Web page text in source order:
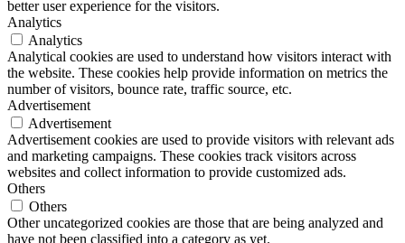
better user experience for the visitors.
Analytics
Analytics
Analytical cookies are used to understand how visitors interact with
the website. These cookies help provide information on metrics the
number of visitors, bounce rate, traffic source, etc.
Advertisement
Advertisement
Advertisement cookies are used to provide visitors with relevant ads
and marketing campaigns. These cookies track visitors across
websites and collect information to provide customized ads.
Others
Others
Other uncategorized cookies are those that are being analyzed and
have not been classified into a category as yet.